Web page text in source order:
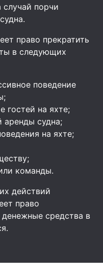
случай порчи
право прекратить
в следующих
поведение
гостей на яхте;
аренды судна;
на яхте;
команды.
действий
право
средства в